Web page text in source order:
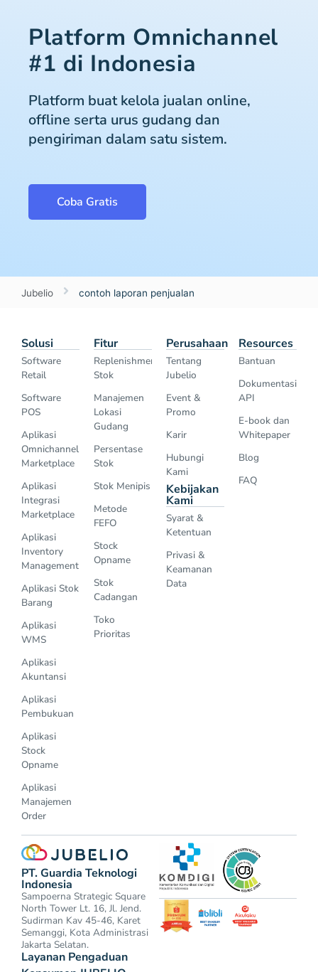
Platform Omnichannel
#1 di Indonesia
Platform buat kelola jualan online,
offline serta urus gudang dan
pengiriman dalam satu sistem.
Coba Gratis
Jubelio contoh laporan penjualan
Solusi
Software
Retail
Software
POS
Aplikasi
Omnichannel
Marketplace
Aplikasi
Integrasi
Marketplace
Aplikasi
Inventory
Management
Aplikasi Stok
Barang
Aplikasi
WMS
Aplikasi
Akuntansi
Aplikasi
Pembukuan
Aplikasi
Stock
Opname
Aplikasi
Manajemen
Order
Fitur
Replenishment
Stok
Manajemen
Lokasi
Gudang
Persentase
Stok
Stok Menipis
Metode
FEFO
Stock
Opname
Stok
Cadangan
Toko
Prioritas
Perusahaan
Tentang
Jubelio
Event &
Promo
Karir
Hubungi
Kami
Kebijakan
Kami
Syarat &
Ketentuan
Privasi &
Keamanan
Data
Resources
Bantuan
Dokumentasi
API
E-book dan
Whitepaper
Blog
FAQ
PT. Guardia Teknologi
Indonesia
Sampoerna Strategic Square
North Tower Lt. 16, Jl. Jend.
Sudirman Kav 45-46, Karet
Semanggi, Kota Administrasi
Jakarta Selatan.
Layanan Pengaduan